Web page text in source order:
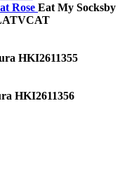
Rose Eat My Socksby
HKI2611355
HKI2611356